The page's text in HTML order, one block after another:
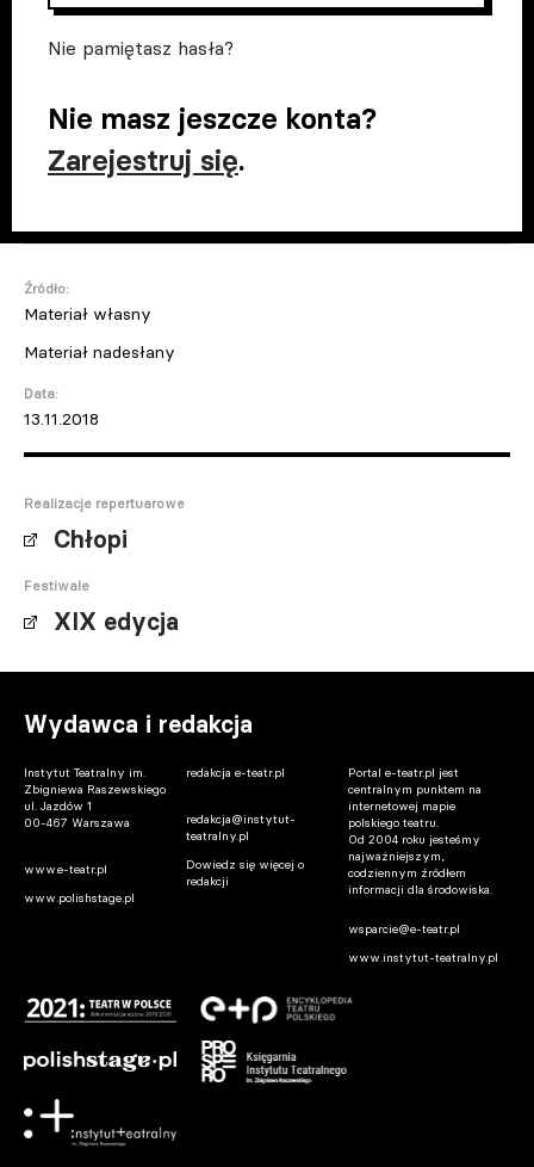
Nie pamiętasz hasła?
Nie masz jeszcze konta?
Zarejestruj się.
Źródło:
Materiał własny
Materiał nadesłany
Data:
13.11.2018
Realizacje repertuarowe
Chłopi
Festiwale
XIX edycja
Wydawca i redakcja
Instytut Teatralny im.
Zbigniewa Raszewskiego
ul. Jazdów 1
00-467 Warszawa
www.e-teatr.pl
www.polishstage.pl
redakcja e-teatr.pl
redakcja@instytut-
teatralny.pl
Dowiedz się więcej o
redakcji
Portal e-teatr.pl jest
centralnym punktem na
internetowej mapie
polskiego teatru.
Od 2004 roku jesteśmy
najważniejszym,
codziennym źródłem
informacji dla środowiska.
wsparcie@e-teatr.pl
www.instytut-teatralny.pl